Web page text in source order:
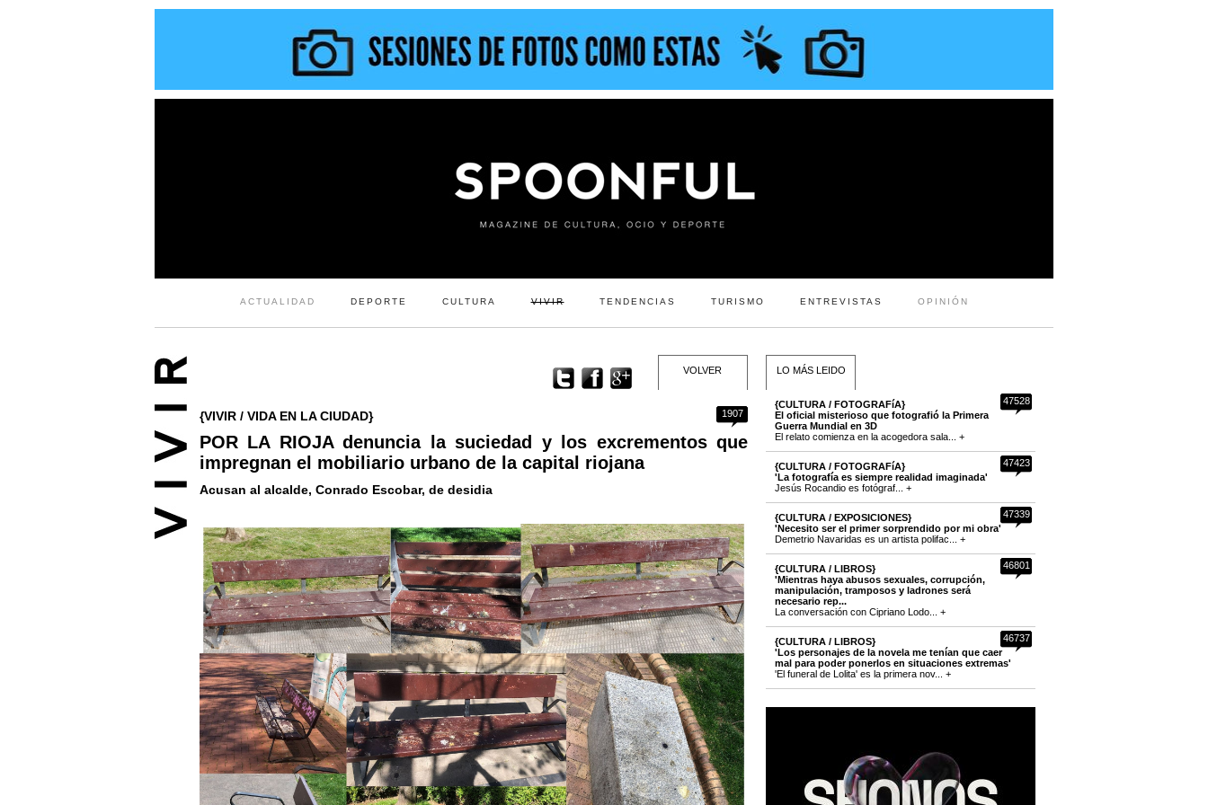
ACTUALIDAD DEPORTE CULTURA VIVIR TENDENCIAS TURISMO ENTREVISTAS OPINIÓN
VOLVER
1907
{VIVIR / VIDA EN LA CIUDAD}
POR LA RIOJA denuncia la suciedad y los excrementos que
impregnan el mobiliario urbano de la capital riojana
Acusan al alcalde, Conrado Escobar, de desidia
LO MÁS LEIDO
47528
{CULTURA / FOTOGRAFíA}
El oficial misterioso que fotografió la Primera
Guerra Mundial en 3D
El relato comienza en la acogedora sala... +
47423
{CULTURA / FOTOGRAFíA}
'La fotografía es siempre realidad imaginada'
Jesús Rocandio es fotógraf... +
47339
{CULTURA / EXPOSICIONES}
'Necesito ser el primer sorprendido por mi obra'
Demetrio Navaridas es un artista polifac... +
46801
{CULTURA / LIBROS}
'Mientras haya abusos sexuales, corrupción,
manipulación, tramposos y ladrones será
necesario rep...
La conversación con Cipriano Lodo... +
46737
{CULTURA / LIBROS}
'Los personajes de la novela me tenían que caer
mal para poder ponerlos en situaciones extremas'
'El funeral de Lolita' es la primera nov... +